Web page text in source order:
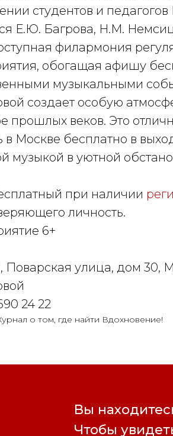
студентов и
Е.Ю. Багрова, Н.М.
филармония
обогащая афишу
музыкальными
создает особую
прошлых веков. Это
в Москве бесплатно в
музыкой в уютной
при наличии
личность.
6+
Поварская улица, дом 30,
24 22
о том, где найти Вдохновение!
Вы
Чтобы